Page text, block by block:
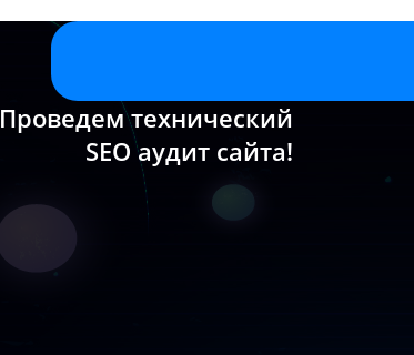
Проведем технический
SEO аудит сайта!